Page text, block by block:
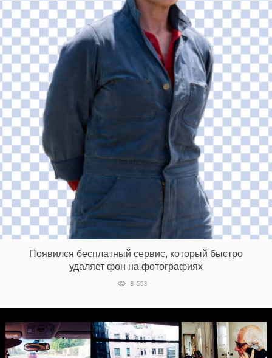
Появился бесплатный сервис, который быстро
удаляет фон на фотографиях
8 553